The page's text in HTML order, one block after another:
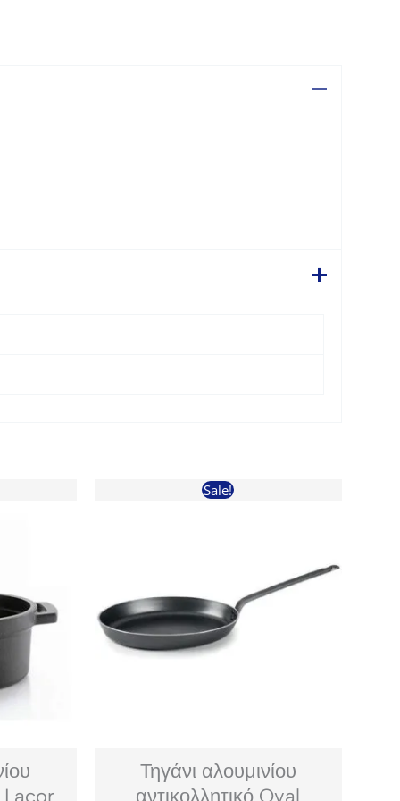
Lacor
Sale!
Τηγάνι αλουμινίου
αντικολλητικό Oval